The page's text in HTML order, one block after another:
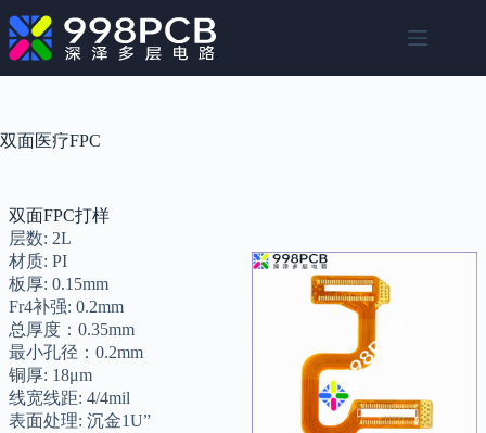
至
内
容
双面医疗FPC
双面FPC打样
层数: 2L
材质: PI
板厚: 0.15mm
Fr4补强: 0.2mm
总厚度：0.35mm
最小孔径：0.2mm
铜厚: 18μm
线宽线距: 4/4mil
表面处理: 沉金1U”